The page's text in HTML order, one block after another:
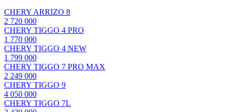
CHERY ARRIZO 8
2 720 000
CHERY TIGGO 4 PRO
1 770 000
CHERY TIGGO 4 NEW
1 799 000
CHERY TIGGO 7 PRO MAX
2 249 000
CHERY TIGGO 9
4 050 000
CHERY TIGGO 7L